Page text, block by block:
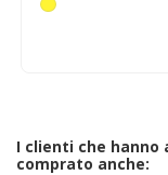
I clienti che
comprato anche: